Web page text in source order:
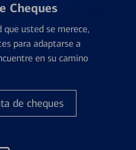
Cheques
usted se merece,
para adaptarse a
en su camino
de cheques